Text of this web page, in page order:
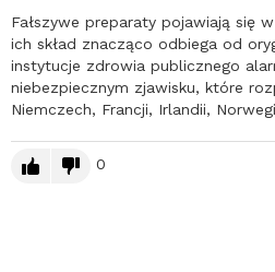
Fałszywe preparaty pojawiają się
ich skład znacząco odbiega od
instytucje zdrowia publicznego
niebezpiecznym zjawisku, które
Niemczech, Francji, Irlandii,
0